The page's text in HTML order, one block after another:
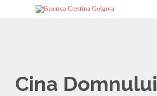
Cina Domnului